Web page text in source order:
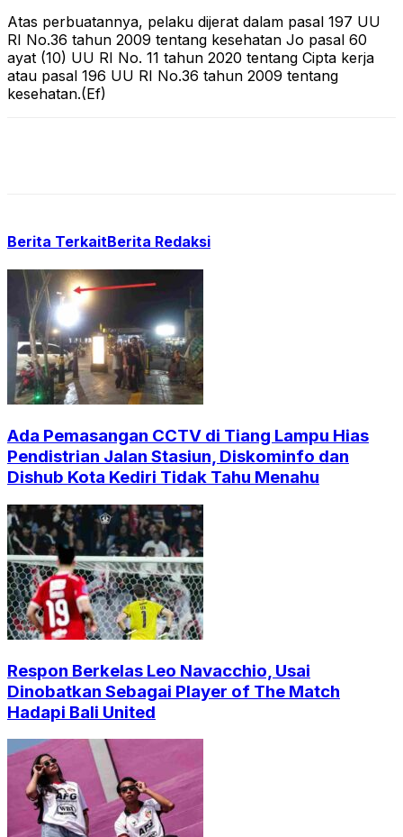
Atas perbuatannya, pelaku dijerat dalam pasal 197 UU
RI No.36 tahun 2009 tentang kesehatan Jo pasal 60
ayat (10) UU RI No. 11 tahun 2020 tentang Cipta kerja
atau pasal 196 UU RI No.36 tahun 2009 tentang
kesehatan.(Ef)
Berita TerkaitBerita Redaksi
Ada Pemasangan CCTV di Tiang Lampu Hias
Pendistrian Jalan Stasiun, Diskominfo dan
Dishub Kota Kediri Tidak Tahu Menahu
Respon Berkelas Leo Navacchio, Usai
Dinobatkan Sebagai Player of The Match
Hadapi Bali United